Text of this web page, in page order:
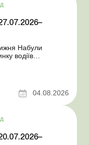
Набули
водіїв
роботи до стр...
04.08.2026